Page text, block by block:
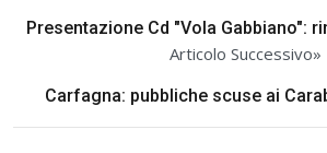
Presentazione Cd "Vola Gabbiano":
Articolo Successivo»
Carfagna: pubbliche scuse ai